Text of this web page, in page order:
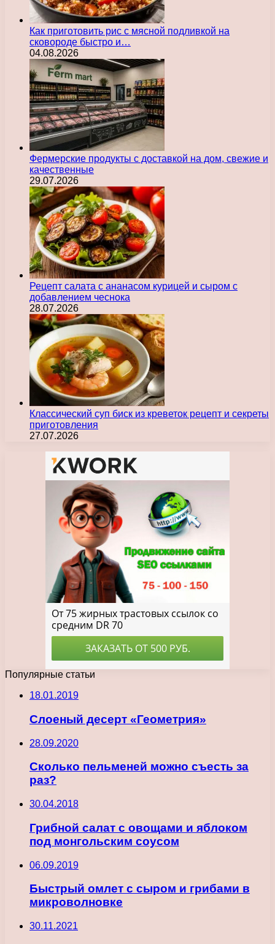
Как приготовить рис с мясной подливкой на
сковороде быстро и…
04.08.2026
Фермерские продукты с доставкой на дом, свежие и
качественные
29.07.2026
Рецепт салата с ананасом курицей и сыром с
добавлением чеснока
28.07.2026
Классический суп биск из креветок рецепт и секреты
приготовления
27.07.2026
Популярные статьи
18.01.2019
Слоеный десерт «Геометрия»
28.09.2020
Сколько пельменей можно съесть за
раз?
30.04.2018
Грибной салат с овощами и яблоком
под монгольским соусом
06.09.2019
Быстрый омлет с сыром и грибами в
микроволновке
30.11.2021